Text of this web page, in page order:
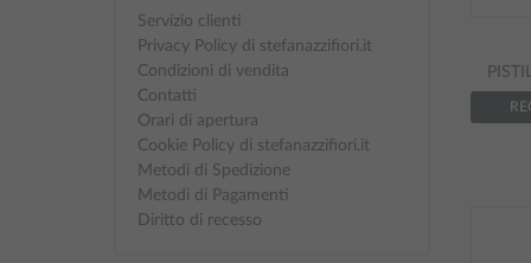
Ocra 26
Lilla 27
Verde 29
Fuxia 30
Rosso 32 (tutto rosso)
Servizio clienti
Privacy Policy di stefanazzifiori.it
Condizioni di vendita
Contatti
Orari di apertura
Cookie Policy di stefanazzifiori.it
Metodi di Spedizione
Metodi di Pagamenti
Diritto di recesso